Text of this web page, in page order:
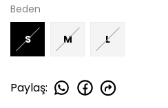
Beden
S M L
Paylaş: